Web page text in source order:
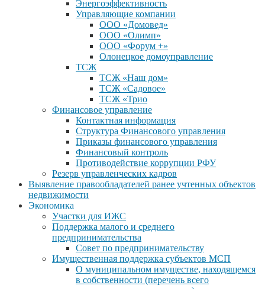
Энергоэффективность
Управляющие компании
ООО «Домовед»
ООО «Олимп»
ООО «Форум +»
Олонецкое домоуправление
ТСЖ
ТСЖ «Наш дом»
ТСЖ «Садовое»
ТСЖ «Трио
Финансовое управление
Контактная информация
Структура Финансового управления
Приказы финансового управления
Финансовый контроль
Противодействие коррупции РФУ
Резерв управленческих кадров
Выявление правообладателей ранее учтенных объектов
недвижимости
Экономика
Участки для ИЖС
Поддержка малого и среднего
предпринимательства
Совет по предпринимательству
Имущественная поддержка субъектов МСП
О муниципальном имуществе, находящемся
в собственности (перечень всего